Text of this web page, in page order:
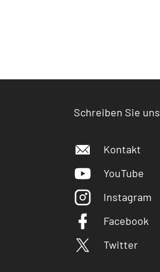
Schreiben Sie uns
Kontakt
YouTube
Instagram
Facebook
Twitter